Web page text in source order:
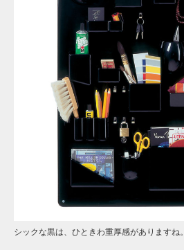
シックな黒は、ひときわ重厚感がありますね。